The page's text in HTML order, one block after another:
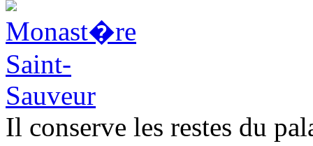
Il conserve les restes du